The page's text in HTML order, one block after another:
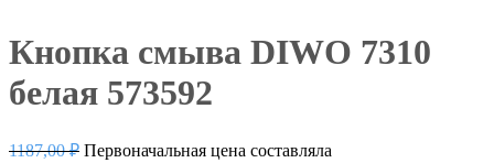
Кнопка смыва DIWO 7310
белая 573592
1187,00₽ Первоначальная цена составляла